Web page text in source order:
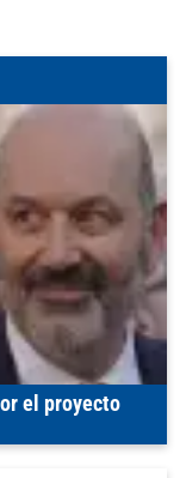
el proyecto